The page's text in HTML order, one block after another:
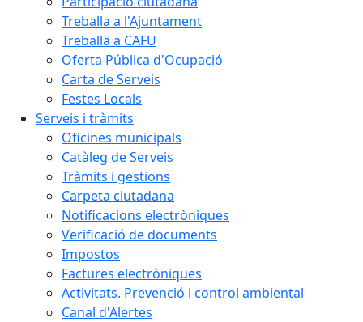
Treballa a l'Ajuntament
Treballa a CAFU
Oferta Pública d'Ocupació
Carta de Serveis
Festes Locals
Serveis i tràmits
Oficines municipals
Catàleg de Serveis
Tràmits i gestions
Carpeta ciutadana
Notificacions electròniques
Verificació de documents
Impostos
Factures electròniques
Activitats. Prevenció i control ambiental
Canal d'Alertes